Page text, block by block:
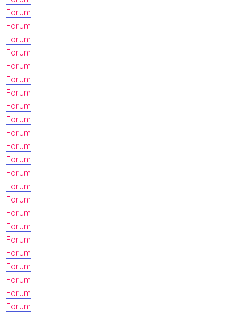
Forum
Forum
Forum
Forum
Forum
Forum
Forum
Forum
Forum
Forum
Forum
Forum
Forum
Forum
Forum
Forum
Forum
Forum
Forum
Forum
Forum
Forum
Forum